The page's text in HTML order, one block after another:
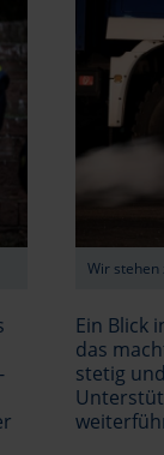
Wir stehen
Ein Blick
das
stetig